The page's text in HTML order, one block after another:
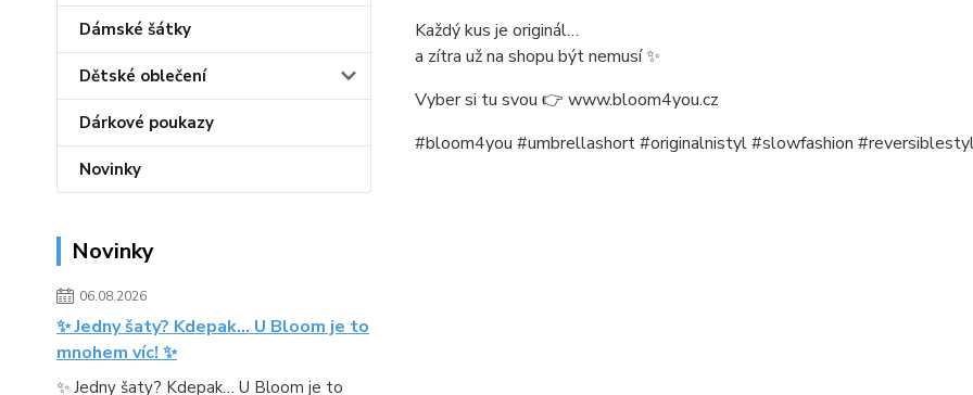
Dámské šátky
Dětské oblečení
Dárkové poukazy
Novinky
Novinky
06.08.2026
✨ Jedny šaty? Kdepak… U Bloom je to
mnohem víc! ✨
✨ Jedny šaty? Kdepak… U Bloom je to
Každý kus je originál…
a zítra už na shopu být nemusí ✨
Vyber si tu svou 👉 www.bloom4you.cz
#bloom4you #umbrellashort #originalnistyl #slowfashion